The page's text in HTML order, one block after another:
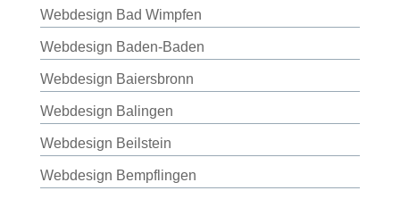
Webdesign Bad Wimpfen
Webdesign Baden-Baden
Webdesign Baiersbronn
Webdesign Balingen
Webdesign Beilstein
Webdesign Bempflingen